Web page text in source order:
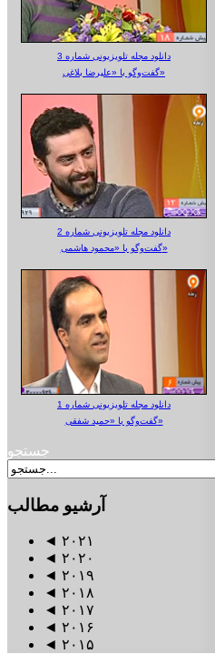
دانلود مجله تلویزیونی شماره 3
گفت‌وگو با «علیرضا بلاغی»
دانلود مجله تلویزیونی شماره 2
گفت‌وگو با «محمود هاشمی»
دانلود مجله تلویزیونی شماره 1
گفت‌وگو با «حمید شفقی»
جستجو
آرشیو مطالب
◄ ۲۰۲۱
◄ ۲۰۲۰
◄ ۲۰۱۹
◄ ۲۰۱۸
◄ ۲۰۱۷
◄ ۲۰۱۶
◄ ۲۰۱۵